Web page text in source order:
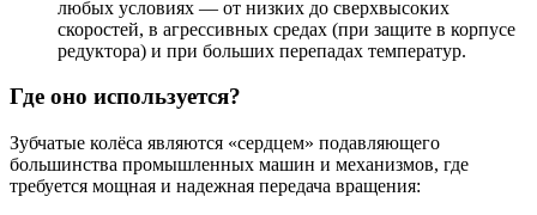
любых условиях — от низких до сверхвысоких
скоростей, в агрессивных средах (при защите в корпусе
редуктора) и при больших перепадах температур.
Где оно используется?
Зубчатые колёса являются «сердцем» подавляющего
большинства промышленных машин и механизмов, где
требуется мощная и надежная передача вращения: